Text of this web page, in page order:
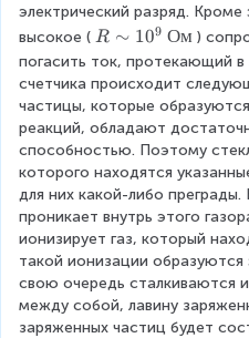
электрический разряд. Кроме
высокое ( R
\
si
m
1
0
^
9
\
{
О
м
}
R ∼ 109 Ом )
погасить ток, протекающий
счетчика происходит
частицы, которые
реакций, обладают
способностью. Поэтому
которого находятся
для них какой-либо преграды.
проникает внутрь этого
ионизирует газ, который
такой ионизации
свою очередь сталкиваются
между собой, лавину
заряженных частиц будет